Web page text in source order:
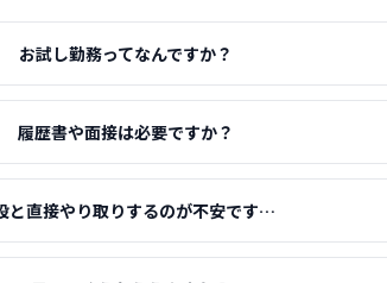
お試し勤務ってなんですか？
履歴書や面接は必要ですか？
と直接やり取りするのが不安です…